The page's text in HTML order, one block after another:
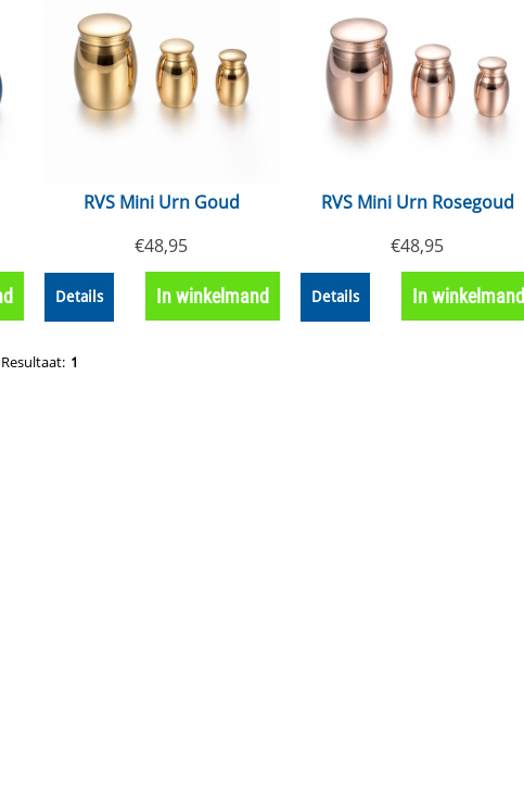
RVS Mini Urn Goud
€48,95
Details In winkelmand
RVS Mini Urn Rosegoud
€48,95
Details In winkelmand
Resultaat: 1